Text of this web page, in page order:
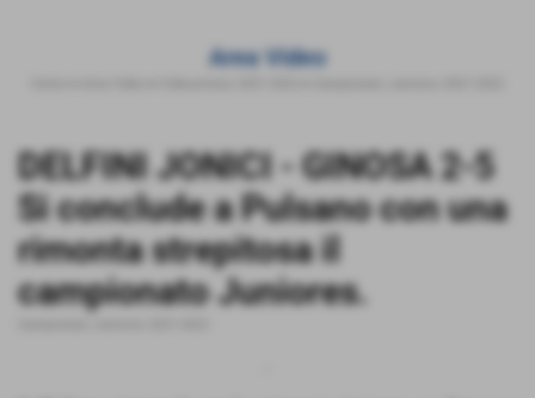
Area Video
DELFINI JONICI - GINOSA 2-5
Si conclude a Pulsano con una
rimonta strepitosa il
campionato Juniores.